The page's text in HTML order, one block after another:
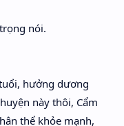
nói.
hưởng dương
này thôi, Cẩm
thể khỏe mạnh,